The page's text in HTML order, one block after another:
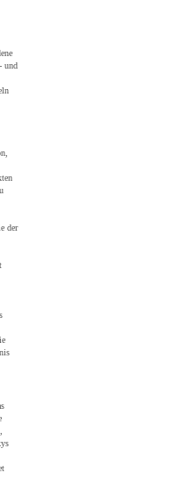
und
der